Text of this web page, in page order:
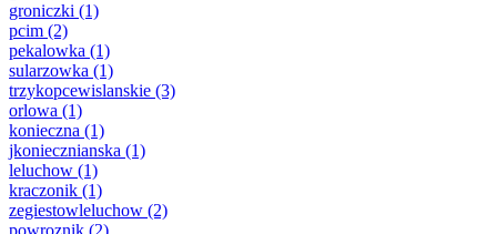
groniczki (1)
pcim (2)
pekalowka (1)
sularzowka (1)
trzykopcewislanskie (3)
orlowa (1)
konieczna (1)
jkoniecznianska (1)
leluchow (1)
kraczonik (1)
zegiestowleluchow (2)